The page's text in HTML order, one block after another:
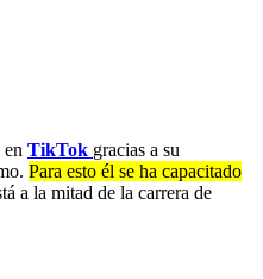
TikTok gracias a su
Para esto él se ha capacitado
a la mitad de la carrera de